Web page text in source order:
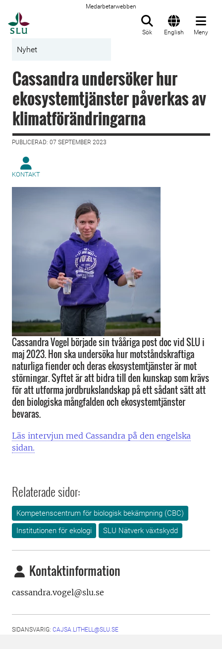
Medarbetarwebben
Sök English Meny
Nyhet
Cassandra undersöker hur
ekosystemtjänster påverkas av
klimatförändringarna
PUBLICERAD: 07 SEPTEMBER 2023
KONTAKT
Cassandra Vogel började sin tvååriga post doc vid SLU i
maj 2023. Hon ska undersöka hur motståndskraftiga
naturliga fiender och deras ekosystemtjänster är mot
störningar. Syftet är att bidra till den kunskap som krävs
för att utforma jordbrukslandskap på ett sådant sätt att
den biologiska mångfalden och ekosystemtjänster
bevaras.
Läs intervjun med Cassandra på den engelska
sidan.
Relaterade sidor:
Kompetenscentrum för biologisk bekämpning (CBC)
Institutionen för ekologi
SLU Nätverk växtskydd
Kontaktinformation
cassandra.vogel@slu.se
SIDANSVARIG: CAJSA.LITHELL@SLU.SE